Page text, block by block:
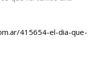
415654-el-dia-que-